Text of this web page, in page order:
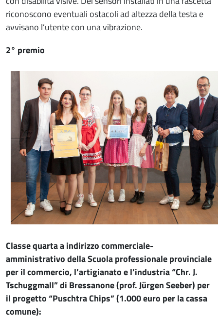
riconoscono eventuali ostacoli ad altezza della testa e
avvisano l’utente con una vibrazione.
2° premio
Classe quarta a indirizzo commerciale-
amministrativo della Scuola professionale provinciale
per il commercio, l’artigianato e l’industria “Chr. J.
Tschuggmall” di Bressanone (prof. Jürgen Seeber) per
il progetto “Puschtra Chips” (1.000 euro per la cassa
comune):